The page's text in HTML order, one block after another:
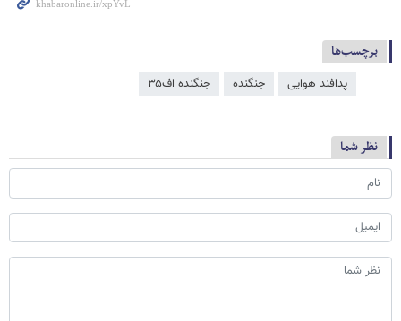
برچسب‌ها
پدافند هوایی جنگنده جنگنده اف۳۵
نظر شما